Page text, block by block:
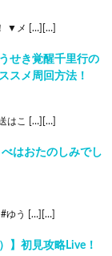
▼メ […][…]
せき覚醒千里行の
スメ周回方法！
はこ […][…]
はおたのしみでし
#ゆう […][…]
】初見攻略Live！